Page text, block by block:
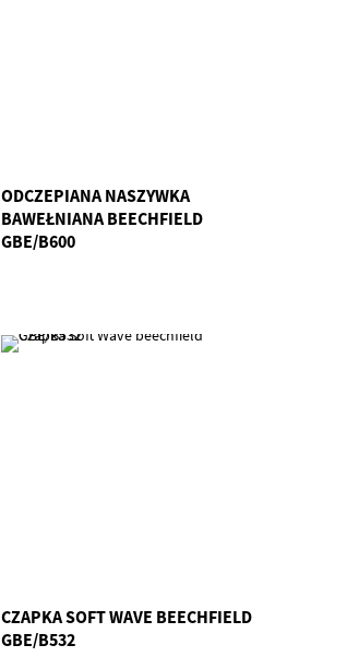
ODCZEPIANA NASZYWKA
BAWEŁNIANA BEECHFIELD
GBE/B600
CZAPKA SOFT WAVE BEECHFIELD
GBE/B532